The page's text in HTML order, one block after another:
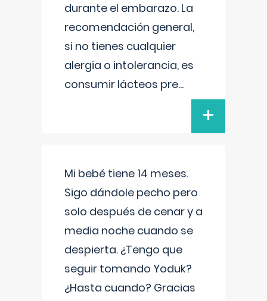
durante el embarazo. La
recomendación general,
si no tienes cualquier
alergia o intolerancia, es
consumir lácteos pre...
+
Mi bebé tiene 14 meses.
Sigo dándole pecho pero
solo después de cenar y a
media noche cuando se
despierta. ¿Tengo que
seguir tomando Yoduk?
¿Hasta cuando? Gracias